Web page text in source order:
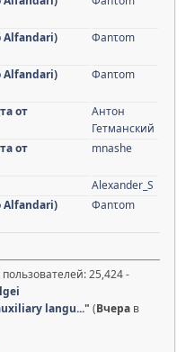
Alfandari)
Φanτοm
Alfandari)
Φanτοm
от
Антон
Гетманский
от
mnashe
Alexander_S
Alfandari)
Φanτοm
25,424 -
langu..." (Вчера в